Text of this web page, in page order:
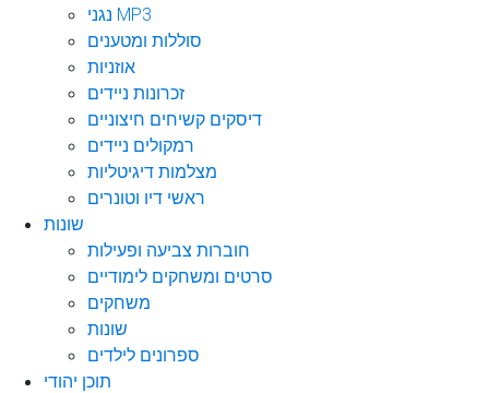
נגני MP3
סוללות ומטענים
אוזניות
זכרונות ניידים
דיסקים קשיחים חיצוניים
רמקולים ניידים
מצלמות דיגיטליות
ראשי דיו וטונרים
שונות
חוברות צביעה ופעילות
סרטים ומשחקים לימודיים
משחקים
שונות
ספרונים לילדים
תוכן יהודי